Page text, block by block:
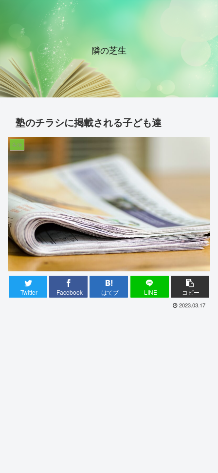
隣の芝生
塾のチラシに掲載される子ども達
生活
Twitter Facebook はてブ LINE コピー
2023.03.17